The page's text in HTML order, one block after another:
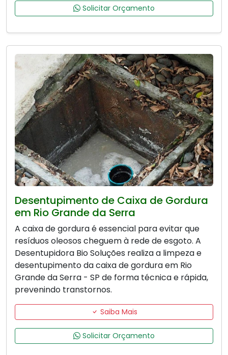
Solicitar Orçamento
Desentupimento de Caixa de Gordura
em Rio Grande da Serra
A caixa de gordura é essencial para evitar que
resíduos oleosos cheguem à rede de esgoto. A
Desentupidora Bio Soluções realiza a limpeza e
desentupimento da caixa de gordura em Rio
Grande da Serra - SP de forma técnica e rápida,
prevenindo transtornos.
Saiba Mais
Solicitar Orçamento